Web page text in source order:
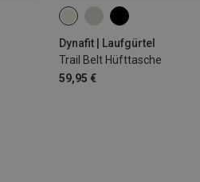
Dynafit | Laufgürtel
Trail Belt Hüfttasche
59,95 €
0,7L